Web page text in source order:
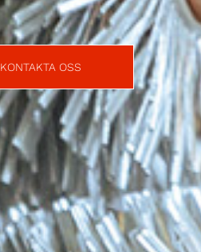
KONTAKTA OSS